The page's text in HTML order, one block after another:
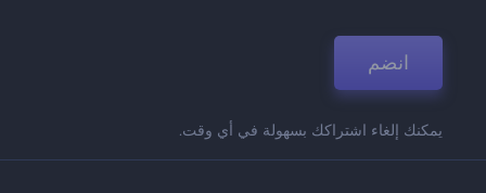
انضم
يمكنك إلغاء اشتراكك بسهولة في أي وقت.